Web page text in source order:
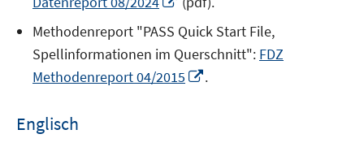
Fenster
öffnen
Methodenreport "PASS Quick Start File,
Spellinformationen im Querschnitt": FDZ
Methodenreport 04/2015
.
Englisch